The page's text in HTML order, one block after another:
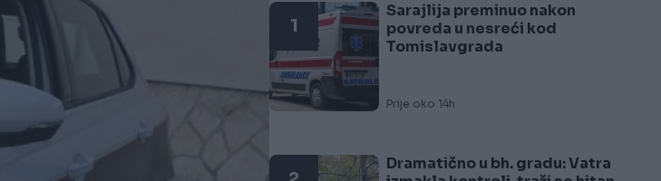
1
Sarajlija preminuo nakon
povreda u nesreći kod
Tomislavgrada
Prije oko 14h
Dramatično u bh. gradu: Vatra